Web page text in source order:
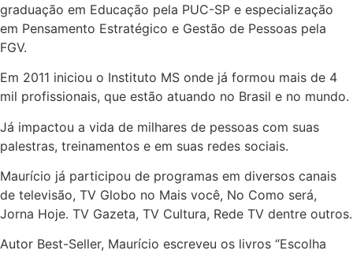
graduação em Educação pela PUC-SP e especialização
em Pensamento Estratégico e Gestão de Pessoas pela
FGV.
Em 2011 iniciou o Instituto MS onde já formou mais de 4
mil profissionais, que estão atuando no Brasil e no mundo.
Já impactou a vida de milhares de pessoas com suas
palestras, treinamentos e em suas redes sociais.
Maurício já participou de programas em diversos canais
de televisão, TV Globo no Mais você, No Como será,
Jorna Hoje. TV Gazeta, TV Cultura, Rede TV dentre outros.
Autor Best-Seller, Maurício escreveu os livros “Escolha